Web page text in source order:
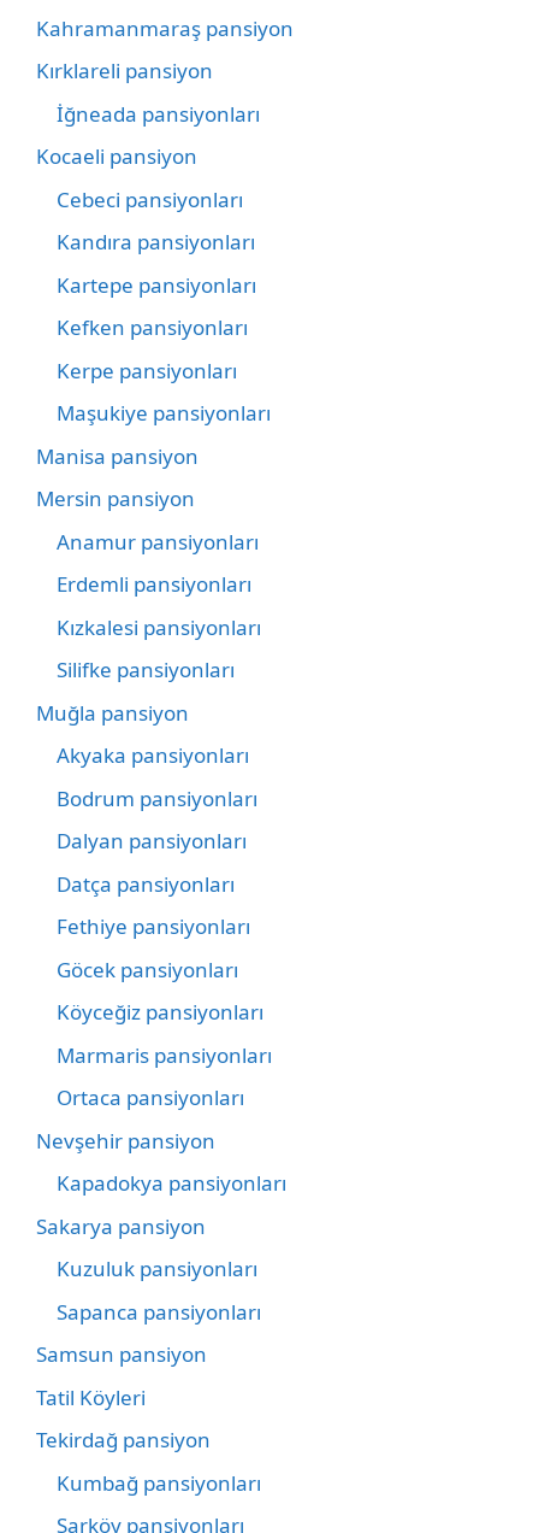
Kahramanmaraş pansiyon
Kırklareli pansiyon
İğneada pansiyonları
Kocaeli pansiyon
Cebeci pansiyonları
Kandıra pansiyonları
Kartepe pansiyonları
Kefken pansiyonları
Kerpe pansiyonları
Maşukiye pansiyonları
Manisa pansiyon
Mersin pansiyon
Anamur pansiyonları
Erdemli pansiyonları
Kızkalesi pansiyonları
Silifke pansiyonları
Muğla pansiyon
Akyaka pansiyonları
Bodrum pansiyonları
Dalyan pansiyonları
Datça pansiyonları
Fethiye pansiyonları
Göcek pansiyonları
Köyceğiz pansiyonları
Marmaris pansiyonları
Ortaca pansiyonları
Nevşehir pansiyon
Kapadokya pansiyonları
Sakarya pansiyon
Kuzuluk pansiyonları
Sapanca pansiyonları
Samsun pansiyon
Tatil Köyleri
Tekirdağ pansiyon
Kumbağ pansiyonları
Şarköy pansiyonları